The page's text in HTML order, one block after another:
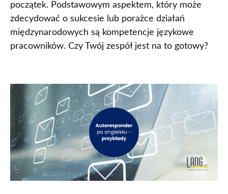
początek. Podstawowym aspektem, który może
zdecydować o sukcesie lub porażce działań
międzynarodowych są kompetencje językowe
pracowników. Czy Twój zespół jest na to gotowy?